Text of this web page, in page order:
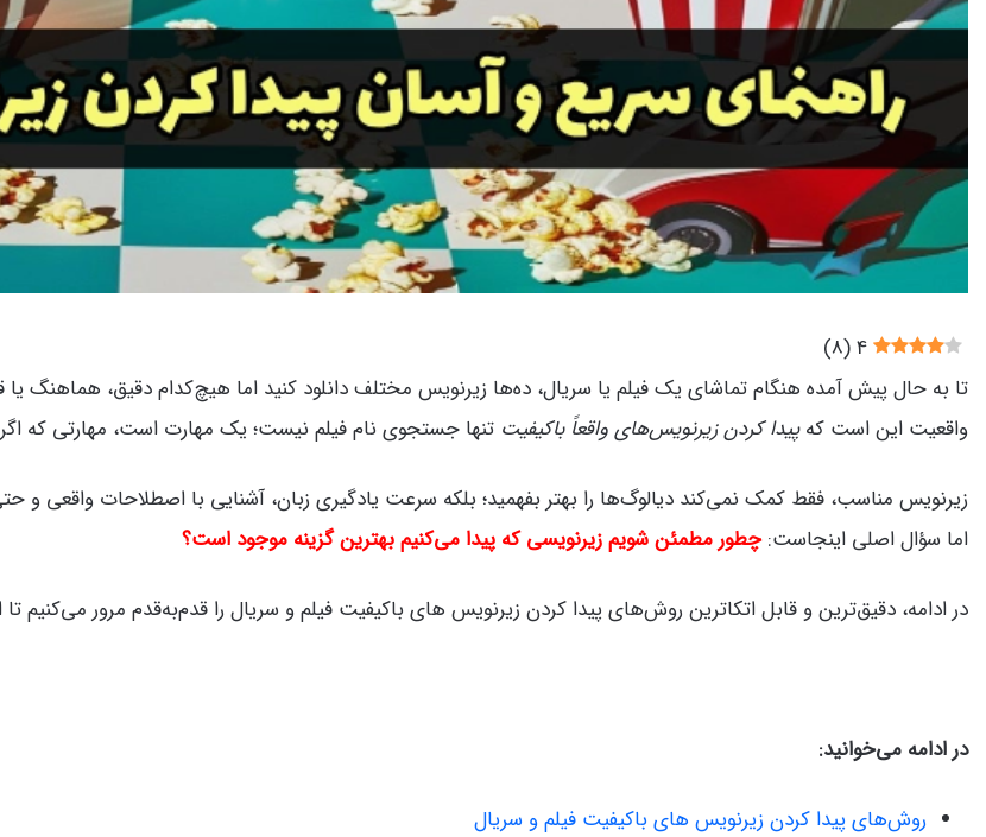
4
(
8
)
تا به حال پیش آمده هنگام تماشای یک فیلم یا سریال، ده‌ها زیرنویس مختلف دانلود کنید اما هیچ‌کدام دقیق، هماهنگ یا
واقعیت این است کهپیدا کردن زیرنویس‌های واقعاً باکیفیت تنها جستجوی نام فیلم نیست؛ یک مهارت است، مهارتی که اگر
زیرنویس مناسب، فقط کمک نمی‌کند دیالوگ‌ها را بهتر بفهمید؛ بلکه سرعت یادگیری زبان، آشنایی با اصطلاحات واقعی
اما سؤال اصلی اینجاست:چطور مطمئن شویم زیرنویسی که پیدا می‌کنیم بهترین گزینه موجود است؟
در ادامه، دقیق‌ترین و قابل اتکاترین روش‌های پیدا کردن زیرنویس‌ های باکیفیت فیلم و سریال را قدم‌به‌قدم مرور می‌کنیم
در ادامه می‌خوانید:
روش‌های پیدا کردن زیرنویس‌ های باکیفیت فیلم و سریال